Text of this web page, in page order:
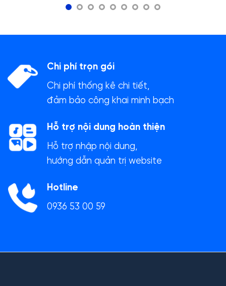
Chi phí trọn gói
Chi phí thống kê chi tiết,
đảm bảo công khai minh bạch
Hỗ trợ nội dung hoàn thiện
Hỗ trợ nhập nội dung,
hướng dẫn quản trị website
Hotline
0936 53 00 59